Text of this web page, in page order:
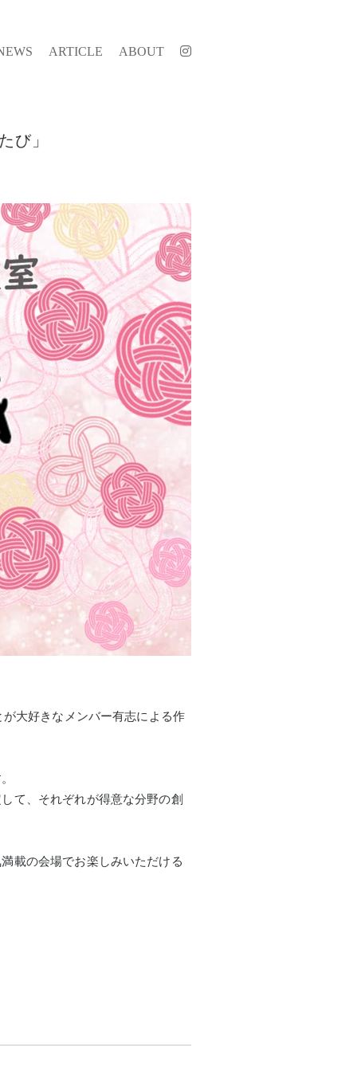
ARTICLE ABOUT
び」
大好きなメンバー有志による作
て、それぞれが得意な分野の創
載の会場でお楽しみいただける